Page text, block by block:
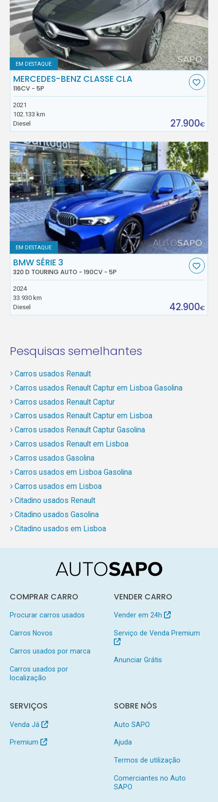
EM DESTAQUE
MERCEDES-BENZ CLASSE CLA
116CV - 5P
2021
102.133 km
Diesel
27.900€
EM DESTAQUE
BMW SÉRIE 3
320 D TOURING AUTO - 190CV - 5P
2024
33.930 km
Diesel
42.900€
Pesquisas semelhantes
Carros usados Renault
Carros usados Renault Captur em Lisboa Gasolina
Carros usados Renault Captur
Carros usados Renault Captur em Lisboa
Carros usados Renault Captur Gasolina
Carros usados Renault em Lisboa
Carros usados Gasolina
Carros usados em Lisboa Gasolina
Carros usados em Lisboa
Citadino usados Renault
Citadino usados Gasolina
Citadino usados em Lisboa
COMPRAR CARRO
Procurar carros usados
Carros Novos
Carros usados por marca
Carros usados por
localização
VENDER CARRO
Vender em 24h
Serviço de Venda Premium
Anunciar Grátis
SERVIÇOS
Venda Já
Premium
SOBRE NÓS
Auto SAPO
Ajuda
Termos de utilização
Comerciantes no Auto
SAPO